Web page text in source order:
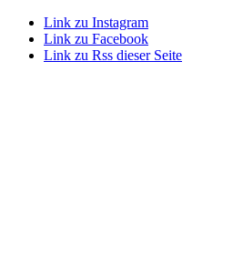
Link zu Instagram
Link zu Facebook
Link zu Rss dieser Seite